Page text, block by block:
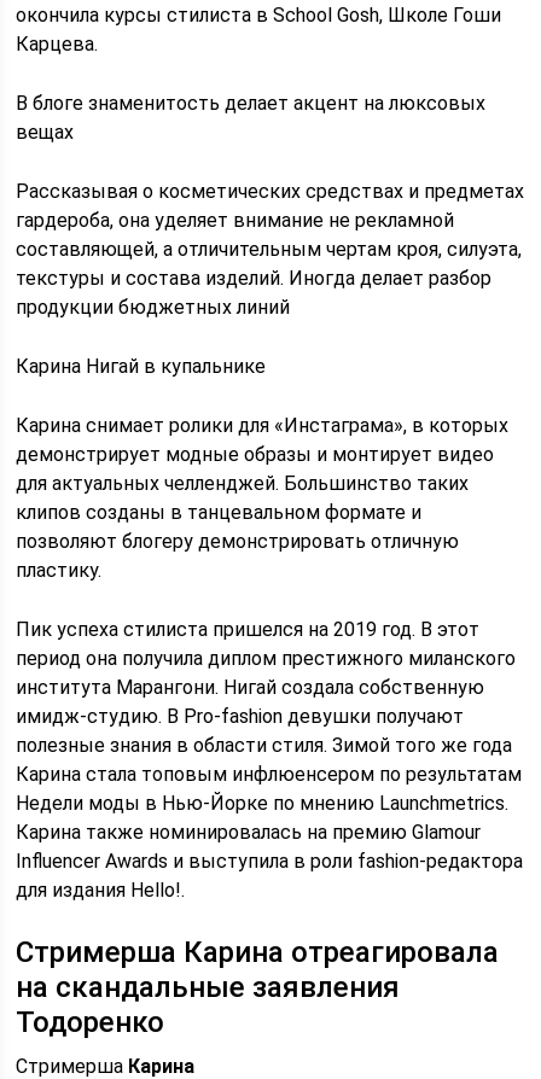
окончила курсы стилиста в School Gosh, Школе Гоши
Карцева.
В блоге знаменитость делает акцент на люксовых
вещах
Рассказывая о косметических средствах и предметах
гардероба, она уделяет внимание не рекламной
составляющей, а отличительным чертам кроя, силуэта,
текстуры и состава изделий. Иногда делает разбор
продукции бюджетных линий
Карина Нигай в купальнике
Карина снимает ролики для «Инстаграма», в которых
демонстрирует модные образы и монтирует видео
для актуальных челленджей. Большинство таких
клипов созданы в танцевальном формате и
позволяют блогеру демонстрировать отличную
пластику.
Пик успеха стилиста пришелся на 2019 год. В этот
период она получила диплом престижного миланского
института Марангони. Нигай создала собственную
имидж-студию. В Pro-fashion девушки получают
полезные знания в области стиля. Зимой того же года
Карина стала топовым инфлюенсером по результатам
Недели моды в Нью-Йорке по мнению Launchmetrics.
Карина также номинировалась на премию Glamour
Influencer Awards и выступила в роли fashion-редактора
для издания Hello!.
Стримерша Карина отреагировала
на скандальные заявления
Тодоренко
Стримерша Карина